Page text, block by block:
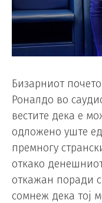
Бизарниот
Роналдо во
вестите дека е
одложено уште
премногу
откако
откажан поради
сомнеж дека тој